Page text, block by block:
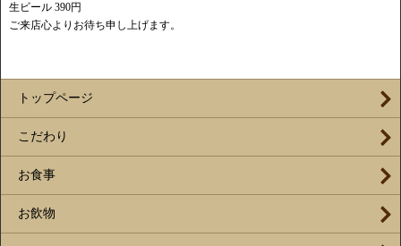
生ビール 390円
ご来店心よりお待ち申し上げます。
トップページ
こだわり
お食事
お飲物